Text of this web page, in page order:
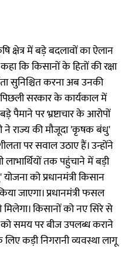
क्षेत्र में बड़े बदलावों का ऐलान
कि किसानों के हितों की रक्षा
सुनिश्चित करना अब उनकी
पिछली सरकार के कार्यकाल में
पैमाने पर भ्रष्टाचार के आरोपों
ने राज्य की मौजूदा 'कृषक बंधु'
पर सवाल उठाए हैं। उन्होंने
तक पहुंचाने में बड़ी
को प्रधानमंत्री किसान
जाएगा। प्रधानमंत्री फसल
किसानों को नए सिरे से
समय पर बीज उपलब्ध कराने
कड़ी निगरानी व्यवस्था लागू